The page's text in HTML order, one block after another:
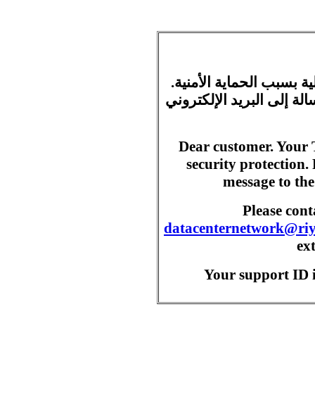
بسبب الحماية الأمنية.
إلى البريد الإلكتروني
Dear customer. Your
security protection.
message to
Please
Your support ID